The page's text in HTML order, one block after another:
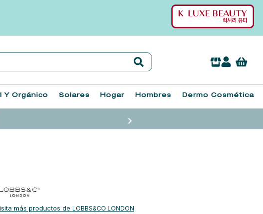
Y Orgánico Solares Hogar Hombres Dermo Cosmética
LOBBS&CO LONDON